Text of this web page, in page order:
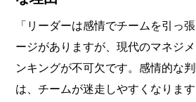
「リーダーは感情でチームを引っ
ージがありますが、現代のマネジ
ンキングが不可欠です。感情的な
は、チームが迷走しやすくなりま